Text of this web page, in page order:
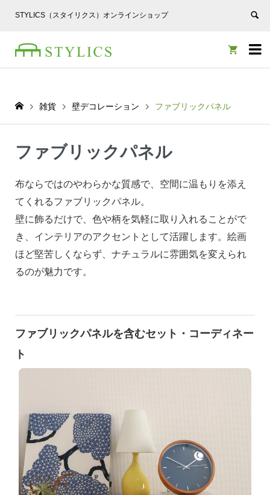
STYLICS（スタイリクス）オンラインショップ


雑貨 壁デコレーション ファブリックパネル
ファブリックパネル
布ならではのやわらかな質感で、空間に温もりを添え
てくれるファブリックパネル。
壁に飾るだけで、色や柄を気軽に取り入れることがで
き、インテリアのアクセントとして活躍します。絵画
ほど堅苦しくならず、ナチュラルに雰囲気を変えられ
るのが魅力です。
ファブリックパネルを含むセット・コーディネー
ト